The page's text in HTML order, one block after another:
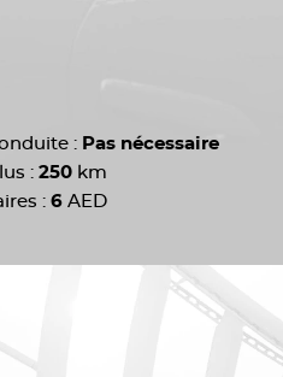
: Pas nécessaire
: 250 km
: 6 AED